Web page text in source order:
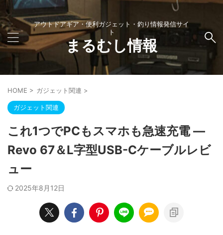
アウトドアギア・便利ガジェット・釣り情報発信サイ
ト
まるむし情報
HOME > ガジェット関連 >
ガジェット関連
これ1つでPCもスマホも急速充電 ―
Revo 67＆L字型USB-Cケーブルレビ
ュー
2025年8月12日